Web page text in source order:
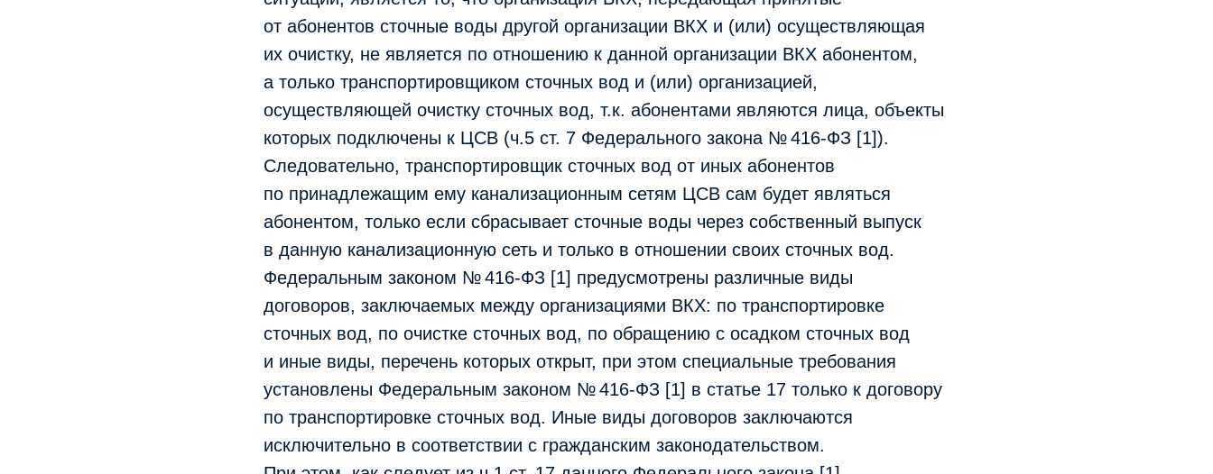
от абонентов сточные воды другой организации ВКХ и (или) осуществляющая
их очистку, не является по отношению к данной организации ВКХ абонентом,
а только транспортировщиком сточных вод и (или) организацией,
осуществляющей очистку сточных вод, т.к. абонентами являются лица, объекты
которых подключены к ЦСВ (ч.5 ст. 7 Федерального закона № 416-ФЗ [1]).
Следовательно, транспортировщик сточных вод от иных абонентов
по принадлежащим ему канализационным сетям ЦСВ сам будет являться
абонентом, только если сбрасывает сточные воды через собственный выпуск
в данную канализационную сеть и только в отношении своих сточных вод.
Федеральным законом № 416-ФЗ [1] предусмотрены различные виды
договоров, заключаемых между организациями ВКХ: по транспортировке
сточных вод, по очистке сточных вод, по обращению с осадком сточных вод
и иные виды, перечень которых открыт, при этом специальные требования
установлены Федеральным законом № 416-ФЗ [1] в статье 17 только к договору
по транспортировке сточных вод. Иные виды договоров заключаются
исключительно в соответствии с гражданским законодательством.